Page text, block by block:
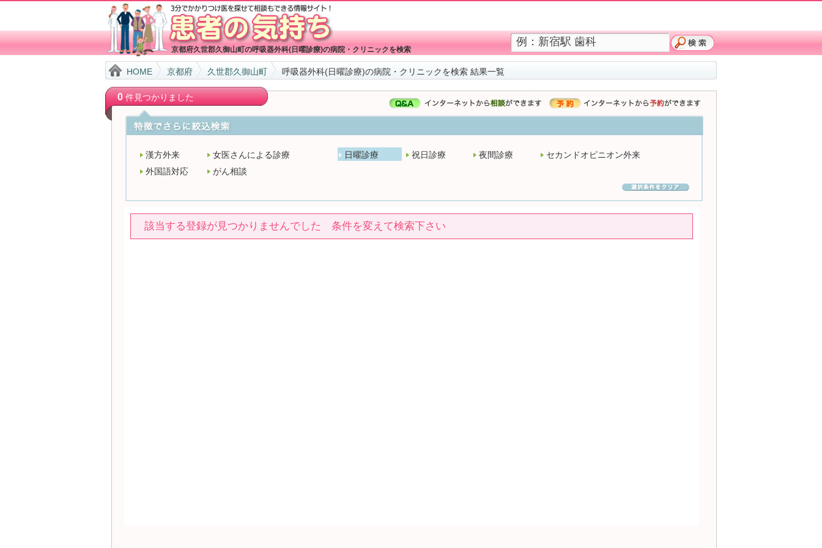
京都府久世郡久御山町の呼吸器外科(日曜診療)の病院・クリニックを検索
HOME 京都府 久世郡久御山町 呼吸器外科(日曜診療)の病院・クリニックを検索 結果一覧
0件見つかりました
漢方外来 女医さんによる診療 日曜診療 祝日診療 夜間診療
セカンドオピニオン外来
外国語対応
がん相談
該当する登録が見つかりませんでした 条件を変えて検索下さい